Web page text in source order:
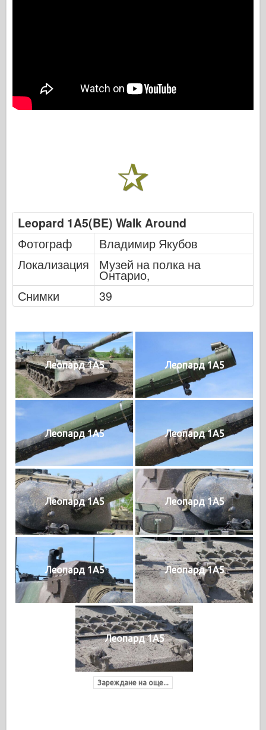
Leopard 1A5(BE) Walk Around
Фотограф
Владимир Якубов
Локализация
Музей на полка на
Онтарио,
Снимки
39
Леопард 1A5 Леопард 1A5
Леопард 1A5 Леопард 1A5
Леопард 1A5 Леопард 1A5
Леопард 1A5 Леопард 1A5
Леопард 1A5
Зареждане на още...